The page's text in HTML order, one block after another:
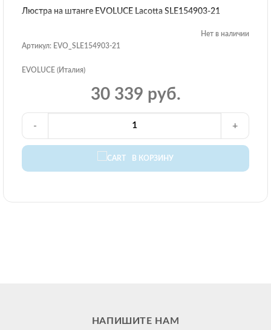
Люстра на штанге EVOLUCE Lacotta SLE154903-21
Нет в наличии
Артикул: EVO_SLE154903-21
EVOLUCE (Италия)
30 339 руб.
В КОРЗИНУ
- +
НАПИШИТЕ НАМ